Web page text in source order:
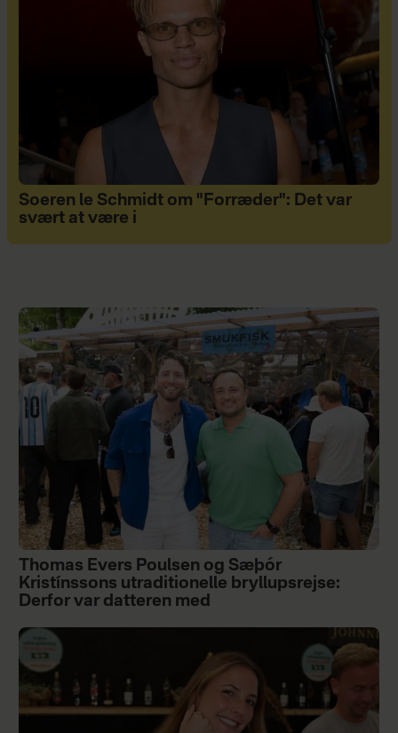
Soeren le Schmidt om "Forræder": Det var
svært at være i
Thomas Evers Poulsen og Sæþór
Kristínssons utraditionelle bryllupsrejse:
Derfor var datteren med